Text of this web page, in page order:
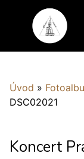
Úvod »
DSC02021
Koncert